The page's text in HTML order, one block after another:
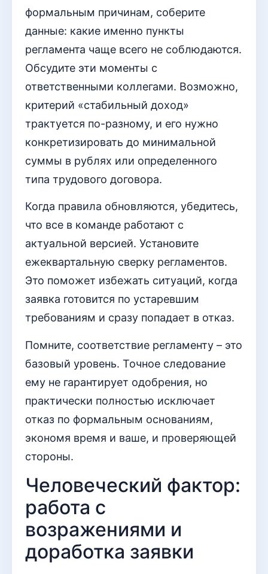
формальным причинам, соберите
данные: какие именно пункты
регламента чаще всего не соблюдаются.
Обсудите эти моменты с
ответственными коллегами. Возможно,
критерий «стабильный доход»
трактуется по-разному, и его нужно
конкретизировать до минимальной
суммы в рублях или определенного
типа трудового договора.
Когда правила обновляются, убедитесь,
что все в команде работают с
актуальной версией. Установите
ежеквартальную сверку регламентов.
Это поможет избежать ситуаций, когда
заявка готовится по устаревшим
требованиям и сразу попадает в отказ.
Помните, соответствие регламенту – это
базовый уровень. Точное следование
ему не гарантирует одобрения, но
практически полностью исключает
отказ по формальным основаниям,
экономя время и ваше, и проверяющей
стороны.
Человеческий фактор:
работа с
возражениями и
доработка заявки